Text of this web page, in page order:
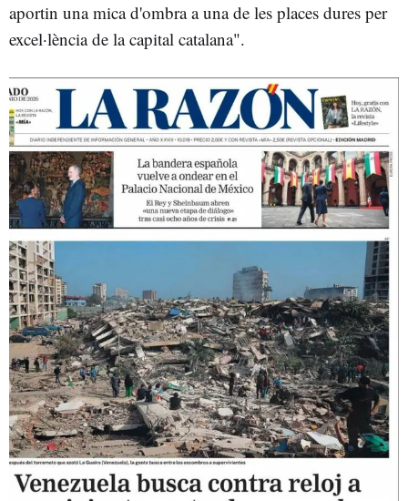
aportin una mica d'ombra a una de les places dures per
excel·lència de la capital catalana".